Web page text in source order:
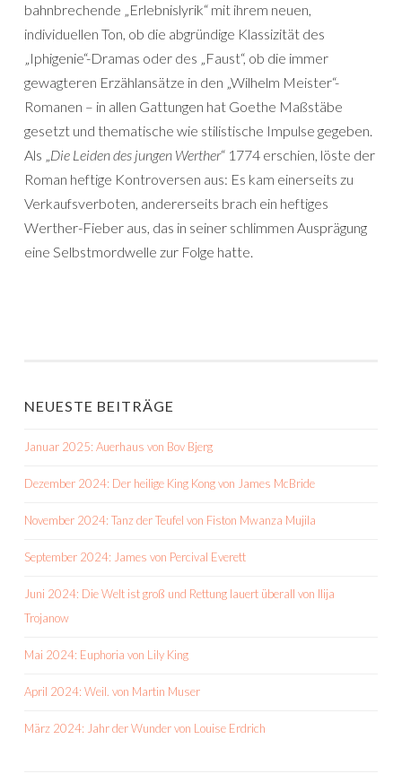
bahnbrechende „Erlebnislyrik“ mit ihrem neuen,
individuellen Ton, ob die abgründige Klassizität des
„Iphigenie“-Dramas oder des „Faust“, ob die immer
gewagteren Erzählansätze in den „Wilhelm Meister“-
Romanen – in allen Gattungen hat Goethe Maßstäbe
gesetzt und thematische wie stilistische Impulse gegeben.
Als „Die Leiden des jungen Werther“ 1774 erschien, löste der
Roman heftige Kontroversen aus: Es kam einerseits zu
Verkaufsverboten, andererseits brach ein heftiges
Werther-Fieber aus, das in seiner schlimmen Ausprägung
eine Selbstmordwelle zur Folge hatte.
NEUESTE BEITRÄGE
Januar 2025: Auerhaus von Bov Bjerg
Dezember 2024: Der heilige King Kong von James McBride
November 2024: Tanz der Teufel von Fiston Mwanza Mujila
September 2024: James von Percival Everett
Juni 2024: Die Welt ist groß und Rettung lauert überall von Ilija
Trojanow
Mai 2024: Euphoria von Lily King
April 2024: Weil. von Martin Muser
März 2024: Jahr der Wunder von Louise Erdrich